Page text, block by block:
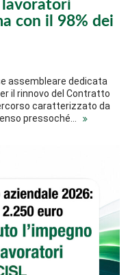
con il 98% dei
assembleare dedicata
il rinnovo del Contratto
caratterizzato da
pressoché…